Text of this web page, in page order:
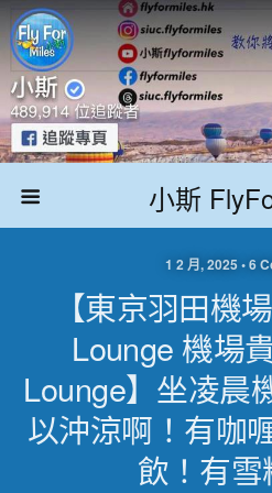
小斯
1 2 月, 2025 • 6
【東京羽田機
Lounge 機場
Lounge】坐凌晨
以沖涼啊！有咖
飲！有雪